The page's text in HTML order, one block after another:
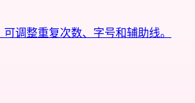
调整重复次数、字号和辅助线。